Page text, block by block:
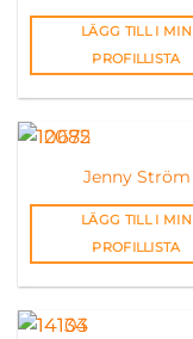
LÄGG TILL I MIN
PROFILLISTA
Jenny Ström
LÄGG TILL I MIN
PROFILLISTA